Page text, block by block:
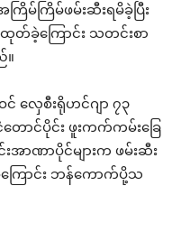
မ်ကြိမ်ဖမ်းဆီးရမိခဲ့ပြီး
တ်ခဲ့ကြောင်း သတင်းစာ
။
လှေစီးရိုဟင်ဂျာ ၇၃
ာင်ပိုင်း ဖူးကက်ကမ်းခြေ
ဏာပိုင်များက ဖမ်းဆီး
ကြောင်း ဘန်ကောက်ပို့သ